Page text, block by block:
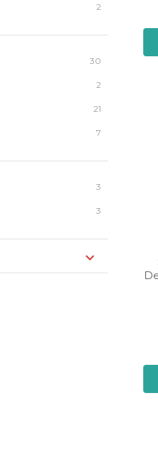
2
30
2
21
7
3
3